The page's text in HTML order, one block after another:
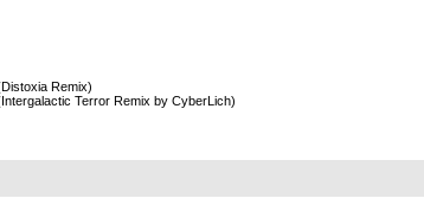
Remix)
Terror Remix by CyberLich)